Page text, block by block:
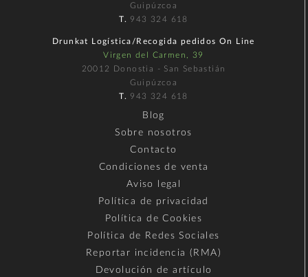
Guipúzcoa
T. 943 324 618
Drunkat Logística/Recogida pedidos On Line
Virgen del Carmen, 39
20012 Donostia - San Sebastián
Guipúzcoa
T. 943 324 618
Blog
Sobre nosotros
Contacto
Condiciones de venta
Aviso legal
Política de privacidad
Política de Cookies
Política de Redes Sociales
Reportar incidencia (RMA)
Devolución de artículo